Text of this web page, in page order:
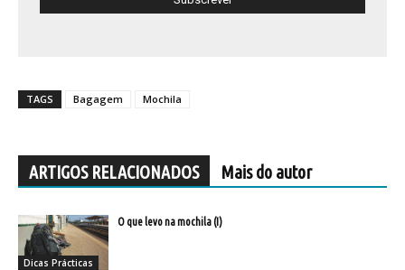
TAGS Bagagem Mochila
ARTIGOS RELACIONADOS Mais do autor
Dicas Prácticas
O que levo na mochila (I)